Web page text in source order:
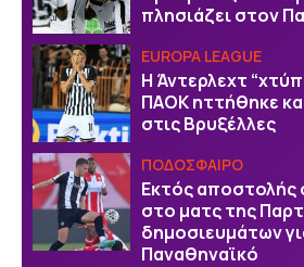
πλησιάζει στον
EUROPA LEAGUE
Η Άντερλεχτ
ΠΑΟΚ ηττήθηκε
στις Βρυξέλλες
ΠΟΔΟΣΦΑΙΡΟ
Εκτός αποστολής
στο ματς της
δημοσιευμάτων
Παναθηναϊκό